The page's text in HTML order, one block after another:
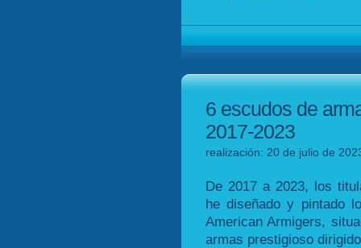
6 escudos de
2017-2023
realización: 20 de julio de
De 2017 a 2023, los
he diseñado y pintado
American Armigers,
armas prestigioso